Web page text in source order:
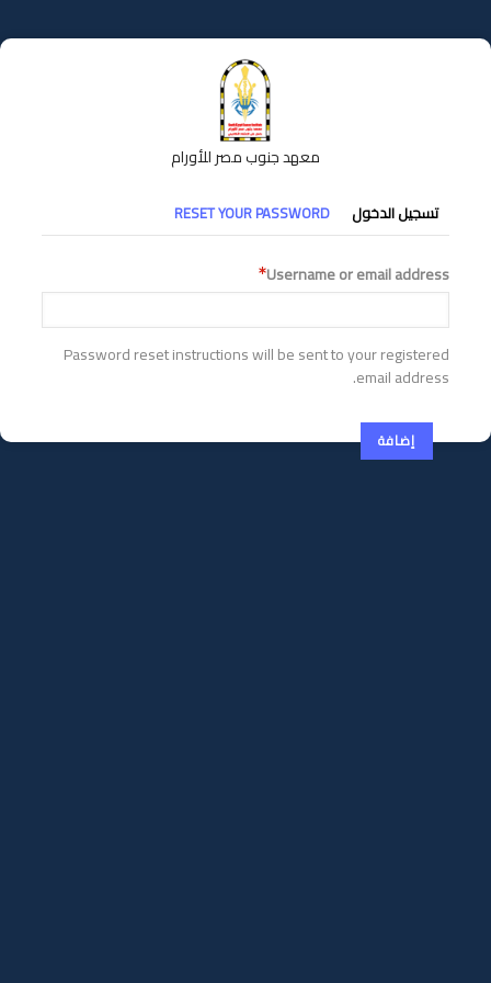
إلى
المحتوى
معهد جنوب مصر للأورام
التبويبات
الأساسية
تسجيل الدخول RESET YOUR PASSWORD
Username or email address
Password reset instructions will be sent to your registered
email address.